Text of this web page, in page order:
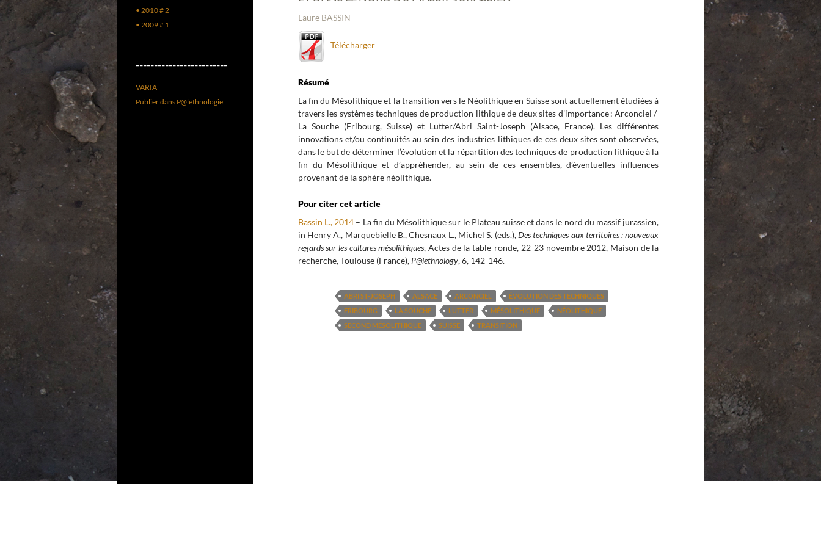
Laure BASSIN
Télécharger
Résumé
La fin du Mésolithique et la transition vers le Néolithique en Suisse sont actuellement étudiées à
travers les systèmes techniques de production lithique de deux sites d’importance : Arconciel /
La Souche (Fribourg, Suisse) et Lutter/Abri Saint-Joseph (Alsace, France). Les différentes
innovations et/ou continuités au sein des industries lithiques de ces deux sites sont observées,
dans le but de déterminer l’évolution et la répartition des techniques de production lithique à la
fin du Mésolithique et d’appréhender, au sein de ces ensembles, d’éventuelles influences
provenant de la sphère néolithique.
Pour citer cet article
Bassin L., 2014 – La fin du Mésolithique sur le Plateau suisse et dans le nord du massif jurassien,
in Henry A., Marquebielle B., Chesnaux L., Michel S. (eds.),Des techniques aux territoires : nouveaux
regards sur les cultures mésolithiques, Actes de la table-ronde, 22-23 novembre 2012, Maison de la
recherche, Toulouse (France), P@lethnology, 6, 142-146.
ABRI ST-JOSEPH ALSACE ARCONCIEL
ÉVOLUTION DES TECHNIQUES
FRIBOURG
LA SOUCHE LUTTER MÉSOLITHIQUE
NÉOLITHIQUE
SECOND MÉSOLITHIQUE
SUISSE TRANSITION
• 2010 # 2
• 2009 # 1
–––––––––––––––––––––––––
VARIA
Publier dans P@lethnologie